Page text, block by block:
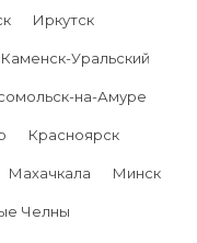
Иркутск
Каменск-Уральский
на-Амуре
Красноярск
Махачкала Минск
Челны